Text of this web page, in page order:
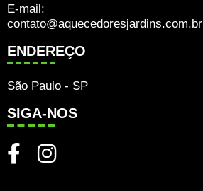
E-mail:
contato@aquecedoresjardins.com.br
ENDEREÇO
São Paulo - SP
SIGA-NOS